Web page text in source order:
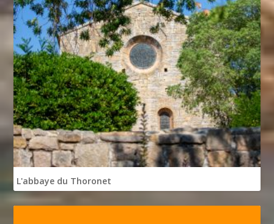
L'abbaye du Thoronet